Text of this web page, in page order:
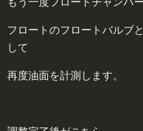
フロートのフロートバルブ
して
再度油面を計測します。